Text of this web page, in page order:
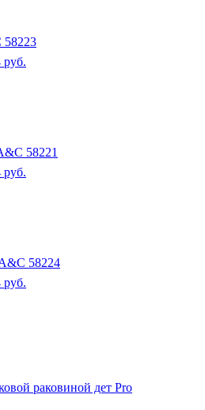
58223
руб.
58221
руб.
58224
руб.
раковиной дет Pro